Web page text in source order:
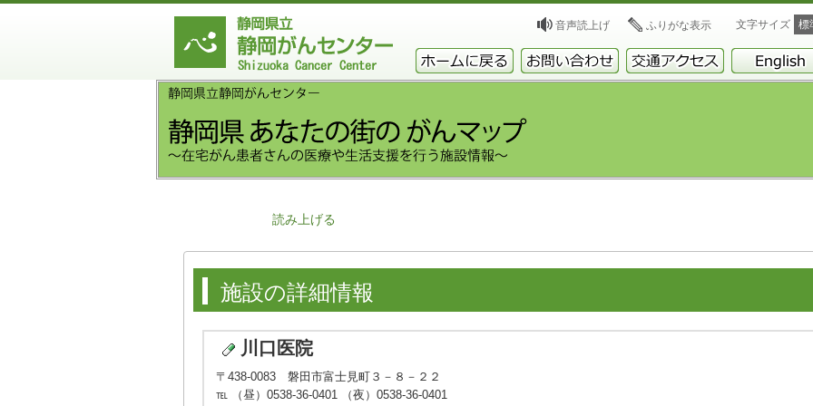
音声読上げ ふりがな表示 文字サイズ 標
読み上げる
施設の詳細情報
川口医院
〒438-0083 磐田市富士見町３－８－２２
℡ （昼）0538-36-0401 （夜）0538-36-0401